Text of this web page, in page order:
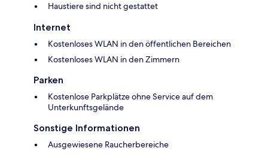
Haustiere sind nicht gestattet
Internet
Kostenloses WLAN in den öffentlichen Bereichen
Kostenloses WLAN in den Zimmern
Parken
Kostenlose Parkplätze ohne Service auf dem
Unterkunftsgelände
Sonstige Informationen
Ausgewiesene Raucherbereiche